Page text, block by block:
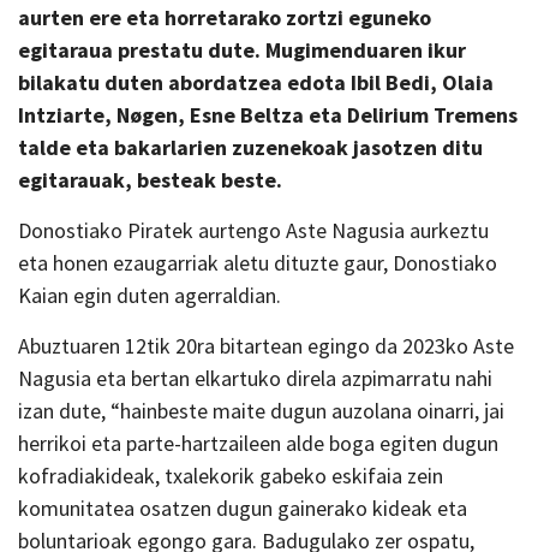
aurten ere eta horretarako zortzi eguneko
egitaraua prestatu dute. Mugimenduaren ikur
bilakatu duten abordatzea edota Ibil Bedi, Olaia
Intziarte, Nøgen, Esne Beltza eta Delirium Tremens
talde eta bakarlarien zuzenekoak jasotzen ditu
egitarauak, besteak beste.
Donostiako Piratek aurtengo Aste Nagusia aurkeztu
eta honen ezaugarriak aletu dituzte gaur, Donostiako
Kaian egin duten agerraldian.
Abuztuaren 12tik 20ra bitartean egingo da 2023ko Aste
Nagusia eta bertan elkartuko direla azpimarratu nahi
izan dute, “hainbeste maite dugun auzolana oinarri, jai
herrikoi eta parte-hartzaileen alde boga egiten dugun
kofradiakideak, txalekorik gabeko eskifaia zein
komunitatea osatzen dugun gainerako kideak eta
boluntarioak egongo gara. Badugulako zer ospatu,